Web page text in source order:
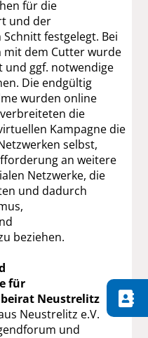
für die
und der
festgelegt. Bei
mit dem Cutter wurde
und ggf. notwendige
Die endgültig
wurden online
die
Kampagne die
selbst,
an weitere
Netzwerke, die
und dadurch
beziehen.
für
Neustrelitz
Neustrelitz e.V.
und